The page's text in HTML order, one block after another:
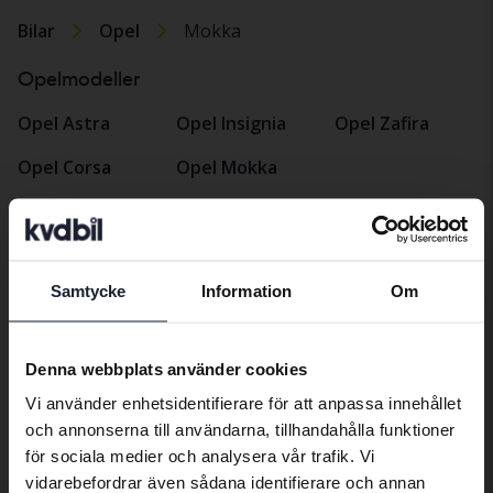
Samtycke Information Om
Denna webbplats använder cookies
Vi använder enhetsidentifierare för att anpassa innehållet
och annonserna till användarna, tillhandahålla funktioner
för sociala medier och analysera vår trafik. Vi
vidarebefordrar även sådana identifierare och annan
Bilar Opel Mokka
Opelmodeller
Opel Astra
Opel Corsa
Opel Insignia
Opel Mokka
Opel Zafira
Bilmärken
Alfa Romeo
Aston Martin
Audi
Hyundai
Iveco
Jaguar
Polestar
Porsche
Preferred language
We have detected that your browser
Swedish. To better service our friends
abroad we have an English language
site (kvdcars.com) that contains all the